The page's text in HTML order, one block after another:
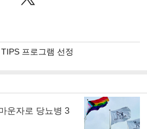
터로
프로그램 선정
운자로 당뇨병 3